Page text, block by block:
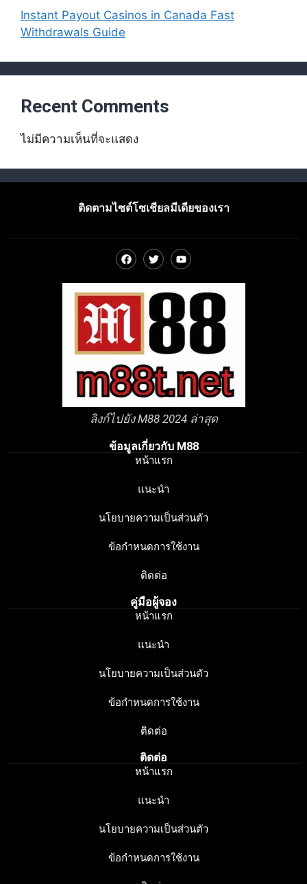
Instant Payout Casinos in Canada Fast
Withdrawals Guide
Recent Comments
ไม่มีความเห็นที่จะแสดง
ติดตามไซต์โซเชียลมีเดียของเรา
ลิงก์ไปยัง M88 2024 ล่าสุด
ข้อมูลเกี่ยวกับ M88
หน้าแรก
แนะนำ
นโยบายความเป็นส่วนตัว
ข้อกำหนดการใช้งาน
ติดต่อ
คู่มือผู้จอง
หน้าแรก
แนะนำ
นโยบายความเป็นส่วนตัว
ข้อกำหนดการใช้งาน
ติดต่อ
ติดต่อ
หน้าแรก
แนะนำ
นโยบายความเป็นส่วนตัว
ข้อกำหนดการใช้งาน